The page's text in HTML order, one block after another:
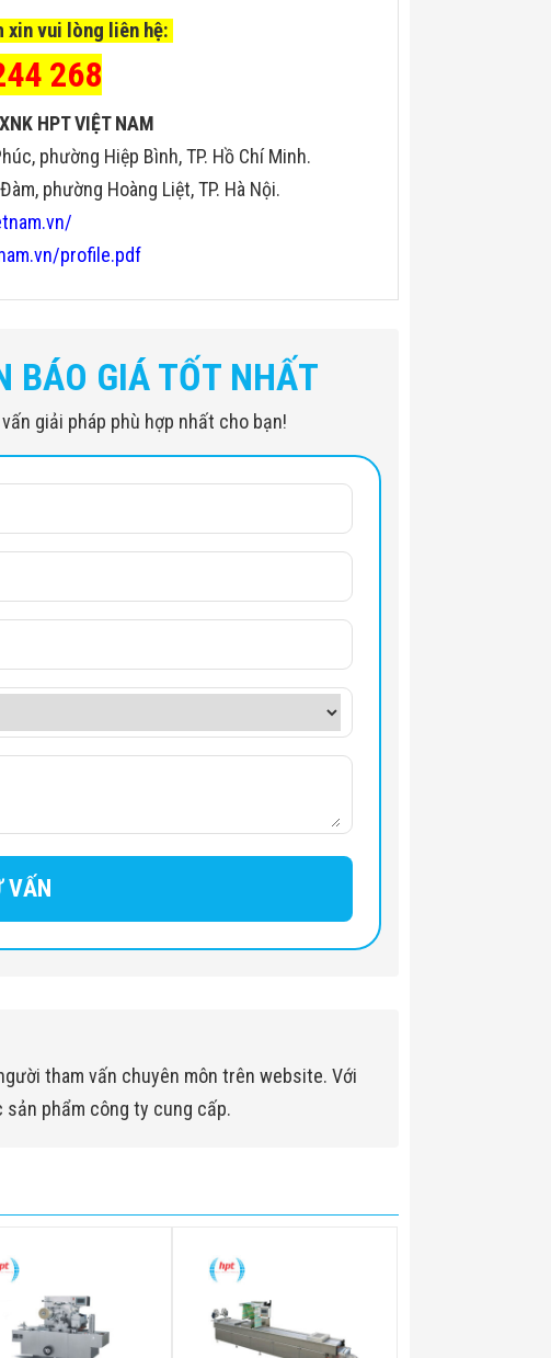
vui lòng liên hệ:
268
HPT VIỆT NAM
phường Hiệp Bình, TP. Hồ Chí Minh.
phường Hoàng Liệt, TP. Hà Nội.
profile.pdf
BÁO GIÁ TỐT NHẤT
giải pháp phù hợp nhất cho bạn!
tham vấn chuyên môn trên website. Với
sản phẩm công ty cung cấp.